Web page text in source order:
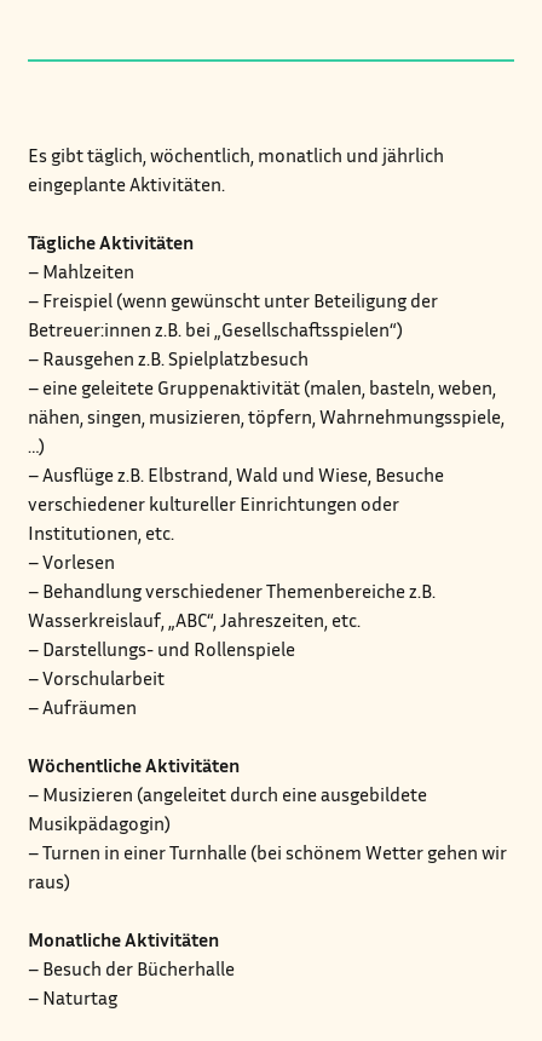
Es gibt täglich, wöchentlich, monatlich und jährlich
eingeplante Aktivitäten.
Tägliche Aktivitäten
– Mahlzeiten
– Freispiel (wenn gewünscht unter Beteiligung der
Betreuer:innen z.B. bei „Gesellschaftsspielen“)
– Rausgehen z.B. Spielplatzbesuch
– eine geleitete Gruppenaktivität (malen, basteln, weben,
nähen, singen, musizieren, töpfern, Wahrnehmungsspiele,
…)
– Ausflüge z.B. Elbstrand, Wald und Wiese, Besuche
verschiedener kultureller Einrichtungen oder
Institutionen, etc.
– Vorlesen
– Behandlung verschiedener Themenbereiche z.B.
Wasserkreislauf, „ABC“, Jahreszeiten, etc.
– Darstellungs- und Rollenspiele
– Vorschularbeit
– Aufräumen
Wöchentliche Aktivitäten
– Musizieren (angeleitet durch eine ausgebildete
Musikpädagogin)
– Turnen in einer Turnhalle (bei schönem Wetter gehen wir
raus)
Monatliche Aktivitäten
– Besuch der Bücherhalle
– Naturtag